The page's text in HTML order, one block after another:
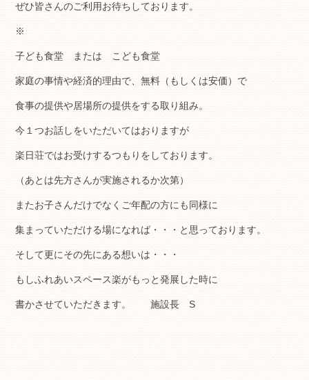
ぜひ皆さんのご利用お待ちしております。
※
子ども食堂 または こども食堂
家庭の事情や経済的理由で、無料（もしくは安価）で
食事の提供や居場所の提供をする取り組み。
今１つお話しをいただいてはおりますが
楽日荘ではお受けするつもりをしております。
（あとは先方さんが実施されるか次第）
またお子さんだけでなくご年配の方にも同様に
集まっていただける場になれば・・・と思っております。
そして更にその先にある想いは・・・
もしふれあいスペース楽がもっと発展した時に
書かさせていただきます。 施設長 S